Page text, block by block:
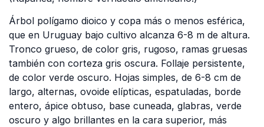
Árbol polígamo dioico y copa más o menos esférica,
que en Uruguay bajo cultivo alcanza 6-8 m de altura.
Tronco grueso, de color gris, rugoso, ramas gruesas
también con corteza gris oscura. Follaje persistente,
de color verde oscuro. Hojas simples, de 6-8 cm de
largo, alternas, ovoide elípticas, espatuladas, borde
entero, ápice obtuso, base cuneada, glabras, verde
oscuro y algo brillantes en la cara superior, más